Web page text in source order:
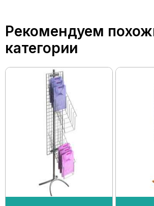
Рекомендуем
категории